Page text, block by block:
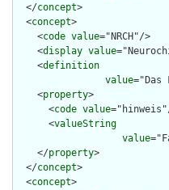
  </
concept>
  <
concept>
    <
code value="NRCH"/>
    <
display value
    <
definition
value="Das
    <
property>
      <
code value
      <
valueString
value
    </
property>
  </
concept>
  <
concept>